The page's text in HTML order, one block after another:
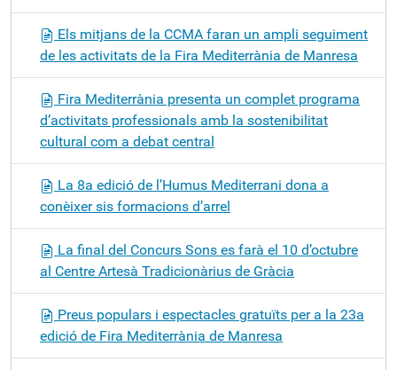
Els mitjans de la CCMA faran un ampli seguiment
de les activitats de la Fira Mediterrània de Manresa
Fira Mediterrània presenta un complet programa
d’activitats professionals amb la sostenibilitat
cultural com a debat central
La 8a edició de l’Humus Mediterrani dona a
conèixer sis formacions d’arrel
La final del Concurs Sons es farà el 10 d’octubre
al Centre Artesà Tradicionàrius de Gràcia
Preus populars i espectacles gratuïts per a la 23a
edició de Fira Mediterrània de Manresa